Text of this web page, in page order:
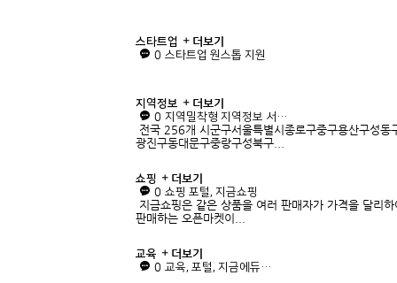
스타트업
더보기
0 스타트업 원스톱 지원
지역정보
더보기
0 지역밀착형 지역정보 서…
전국 256개 시군구서울특별시종로구중구용산구성동
광진구동대문구중랑구성북구...
쇼핑
더보기
0 쇼핑 포털, 지금쇼핑
지금쇼핑은 같은 상품을 여러 판매자가 가격을 달리하
판매하는 오픈마켓이...
교육
더보기
0 교육, 포털, 지금에듀…